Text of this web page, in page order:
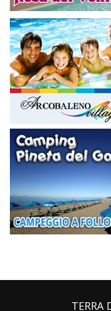
TERRA